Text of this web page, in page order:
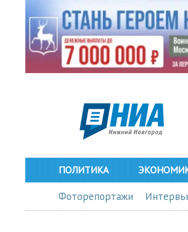
ПОЛИТИКА
Фоторепортажи